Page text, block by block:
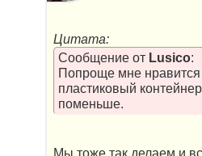
Цитата:
Сообщение от Lusico:
Попроще мне нравится
пластиковый
поменьше.